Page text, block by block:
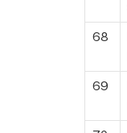
68
69